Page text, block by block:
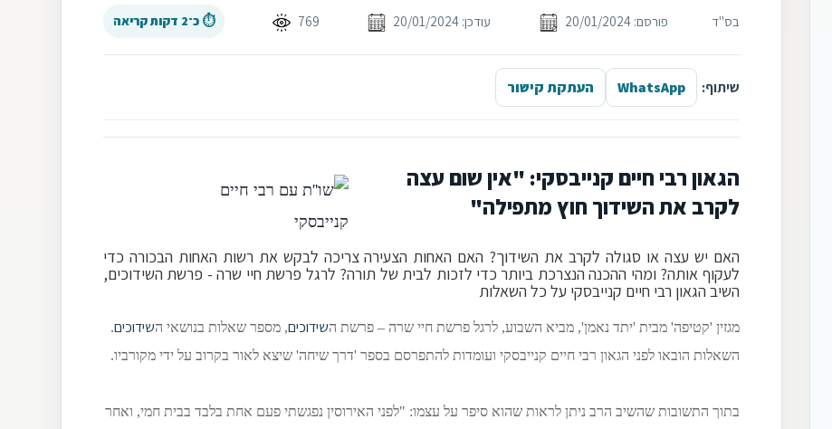
בס"ד פורסם: 20/01/2024 עודכן: 20/01/2024 769 ⏱ כ־2 דקות קריאה
שיתוף: WhatsApp העתקת קישור
הגאון רבי חיים קנייבסקי: "אין שום עצה
לקרב את השידוך חוץ מתפילה"
האם יש עצה או סגולה לקרב את השידוך? האם האחות הצעירה צריכה לבקש את רשות האחות הבכורה כדי
לעקוף אותה? ומהי ההכנה הנצרכת ביותר כדי לזכות לבית של תורה? לרגל פרשת חיי שרה - פרשת השידוכים,
השיב הגאון רבי חיים קנייבסקי על כל השאלות
מגזין 'קטיפה' מבית 'יתד נאמן', מביא השבוע, לרגל פרשת חיי שרה – פרשת השידוכים, מספר שאלות בנושאי השידוכים.
השאלות הובאו לפני הגאון רבי חיים קנייבסקי ועומדות להתפרסם בספר 'דרך שיחה' שיצא לאור בקרוב על ידי מקורביו.
בתוך התשובות שהשיב הרב ניתן לראות שהוא סיפר על עצמו: "לפני האירוסין נפגשתי פעם אחת בלבד בבית חמי, ואחר